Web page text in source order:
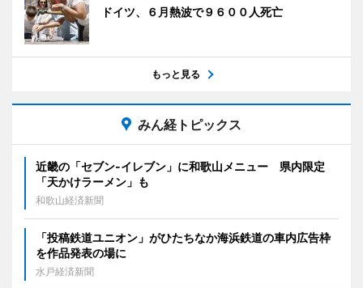
ドイツ、６月熱波で９６００人死亡
もっと見る
みん経トピックス
近畿の「セブン-イレブン」に和歌山メニュー 県内限定
「天かけラーメン」も
和歌山経済新聞
「投稿鉄道ユニオン」がひたちなか海浜鉄道の車内広告枠
を作品発表の場に
水戸経済新聞